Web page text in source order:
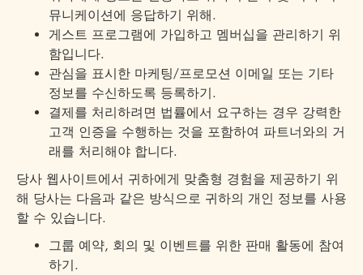
뮤니케이션에 응답하기 위해.
게스트 프로그램에 가입하고 멤버십을 관리하기 위
함입니다.
관심을 표시한 마케팅/프로모션 이메일 또는 기타
정보를 수신하도록 등록하기.
결제를 처리하려면 법률에서 요구하는 경우 강력한
고객 인증을 수행하는 것을 포함하여 파트너와의 거
래를 처리해야 합니다.
당사 웹사이트에서 귀하에게 맞춤형 경험을 제공하기 위
해 당사는 다음과 같은 방식으로 귀하의 개인 정보를 사용
할 수 있습니다.
그룹 예약, 회의 및 이벤트를 위한 판매 활동에 참여
하기.